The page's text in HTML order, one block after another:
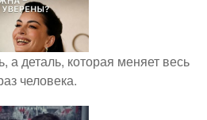
а деталь, которая меняет весь
человека.